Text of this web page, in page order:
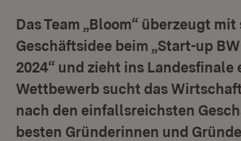
Das Team „Bloom“ überzeugt mit
Geschäftsidee beim „Start-up
2024“ und zieht ins Landesfinale
Wettbewerb sucht das
nach den einfallsreichsten
besten Gründerinnen und